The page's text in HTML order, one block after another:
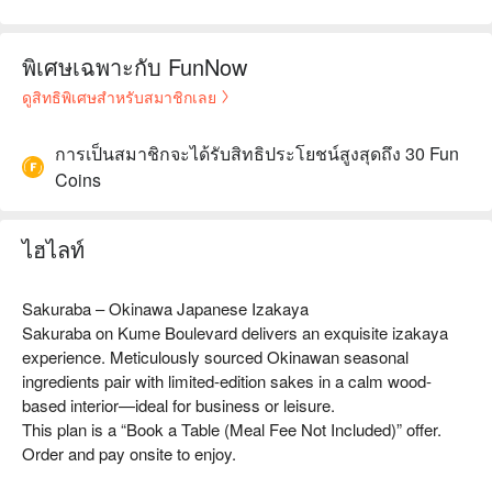
พิเศษเฉพาะกับ FunNow
ดูสิทธิพิเศษสำหรับสมาชิกเลย
การเป็นสมาชิกจะได้รับสิทธิประโยชน์สูงสุดถึง 30 Fun
Coins
ไฮไลท์
Sakuraba – Okinawa Japanese Izakaya
Sakuraba on Kume Boulevard delivers an exquisite izakaya
experience. Meticulously sourced Okinawan seasonal
ingredients pair with limited-edition sakes in a calm wood-
based interior—ideal for business or leisure.
This plan is a “Book a Table (Meal Fee Not Included)” offer.
Order and pay onsite to enjoy.